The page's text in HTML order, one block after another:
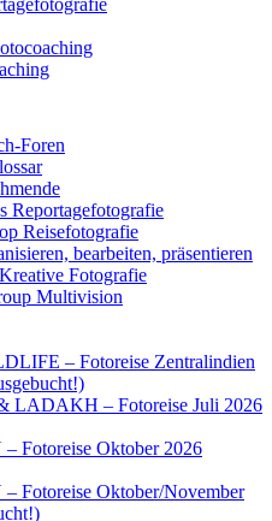
Foren
Reportagefotografie
Reisefotografie
bearbeiten, präsentieren
Fotografie
Multivision
– Fotoreise Zentralindien
LADAKH – Fotoreise Juli 2026
Fotoreise Oktober 2026
Fotoreise Oktober/November